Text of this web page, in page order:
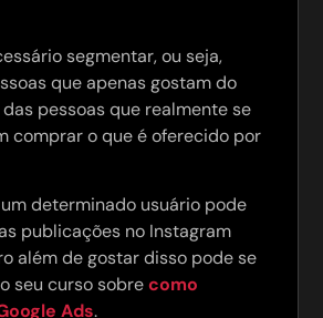
segmentar, ou seja,
que apenas gostam do
pessoas que realmente se
comprar o que é oferecido por
determinado usuário pode
publicações no Instagram
além de gostar disso pode se
seu curso sobrecomo
Ads.